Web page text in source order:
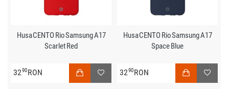
Husa CENTO Rio Samsung A17
Scarlet Red
3290RON
Husa CENTO Rio Samsung A17
Space Blue
3290RON